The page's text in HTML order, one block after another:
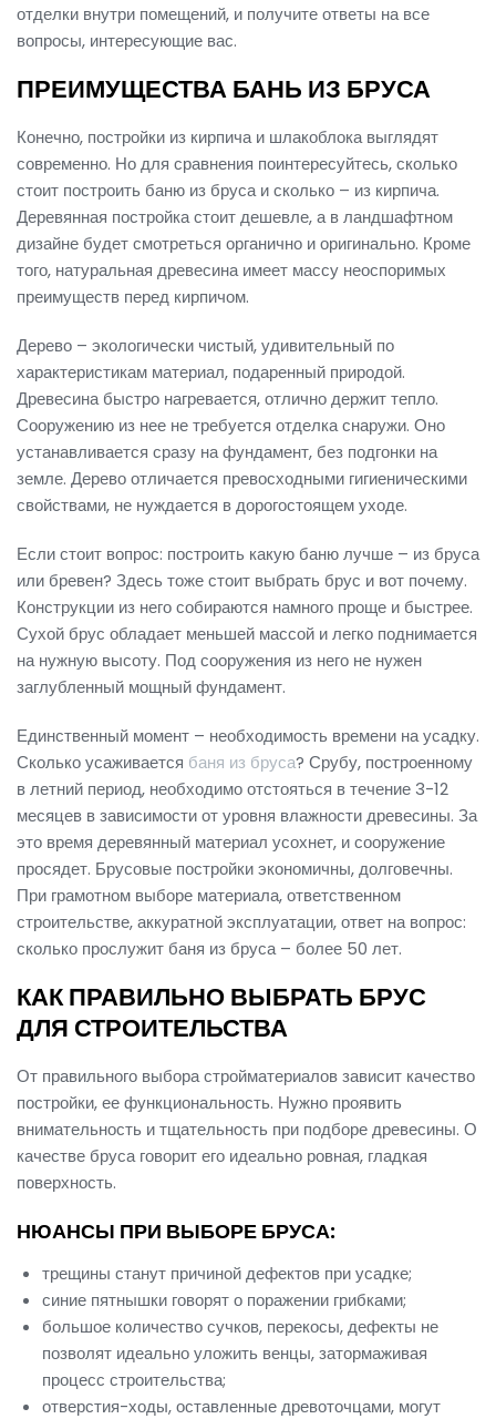
отделки внутри помещений, и получите ответы на все
вопросы, интересующие вас.
ПРЕИМУЩЕСТВА БАНЬ ИЗ БРУСА
Конечно, постройки из кирпича и шлакоблока выглядят
современно. Но для сравнения поинтересуйтесь, сколько
стоит построить баню из бруса и сколько – из кирпича.
Деревянная постройка стоит дешевле, а в ландшафтном
дизайне будет смотреться органично и оригинально. Кроме
того, натуральная древесина имеет массу неоспоримых
преимуществ перед кирпичом.
Дерево – экологически чистый, удивительный по
характеристикам материал, подаренный природой.
Древесина быстро нагревается, отлично держит тепло.
Сооружению из нее не требуется отделка снаружи. Оно
устанавливается сразу на фундамент, без подгонки на
земле. Дерево отличается превосходными гигиеническими
свойствами, не нуждается в дорогостоящем уходе.
Если стоит вопрос: построить какую баню лучше – из бруса
или бревен? Здесь тоже стоит выбрать брус и вот почему.
Конструкции из него собираются намного проще и быстрее.
Сухой брус обладает меньшей массой и легко поднимается
на нужную высоту. Под сооружения из него не нужен
заглубленный мощный фундамент.
Единственный момент – необходимость времени на усадку.
Сколько усаживается баня из бруса? Срубу, построенному
в летний период, необходимо отстояться в течение 3-12
месяцев в зависимости от уровня влажности древесины. За
это время деревянный материал усохнет, и сооружение
просядет. Брусовые постройки экономичны, долговечны.
При грамотном выборе материала, ответственном
строительстве, аккуратной эксплуатации, ответ на вопрос:
сколько прослужит баня из бруса – более 50 лет.
КАК ПРАВИЛЬНО ВЫБРАТЬ БРУС
ДЛЯ СТРОИТЕЛЬСТВА
От правильного выбора стройматериалов зависит качество
постройки, ее функциональность. Нужно проявить
внимательность и тщательность при подборе древесины. О
качестве бруса говорит его идеально ровная, гладкая
поверхность.
НЮАНСЫ ПРИ ВЫБОРЕ БРУСА:
трещины станут причиной дефектов при усадке;
синие пятнышки говорят о поражении грибками;
большое количество сучков, перекосы, дефекты не
позволят идеально уложить венцы, затормаживая
процесс строительства;
отверстия-ходы, оставленные древоточцами, могут